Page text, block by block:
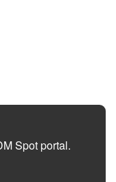
Spot portal.